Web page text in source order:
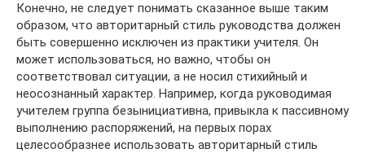
Конечно, не следует понимать сказанное выше таким
обра­зом, что авторитарный стиль руководства должен
быть совершен­но исключен из практики учителя. Он
может использоваться, но важно, чтобы он
соответствовал ситуации, а не носил стихийный и
неосознанный характер. Например, когда руководимая
учителем группа безынициативна, привыкла к пассивному
выполнению распо­ряжений, на первых порах
целесообразнее использовать авторитар­ный стиль